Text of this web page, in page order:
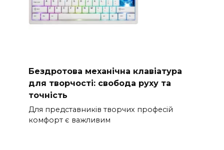
Бездротова механічна клавіатура
для творчості: свобода руху та
точність
Для представників творчих професій
комфорт є важливим